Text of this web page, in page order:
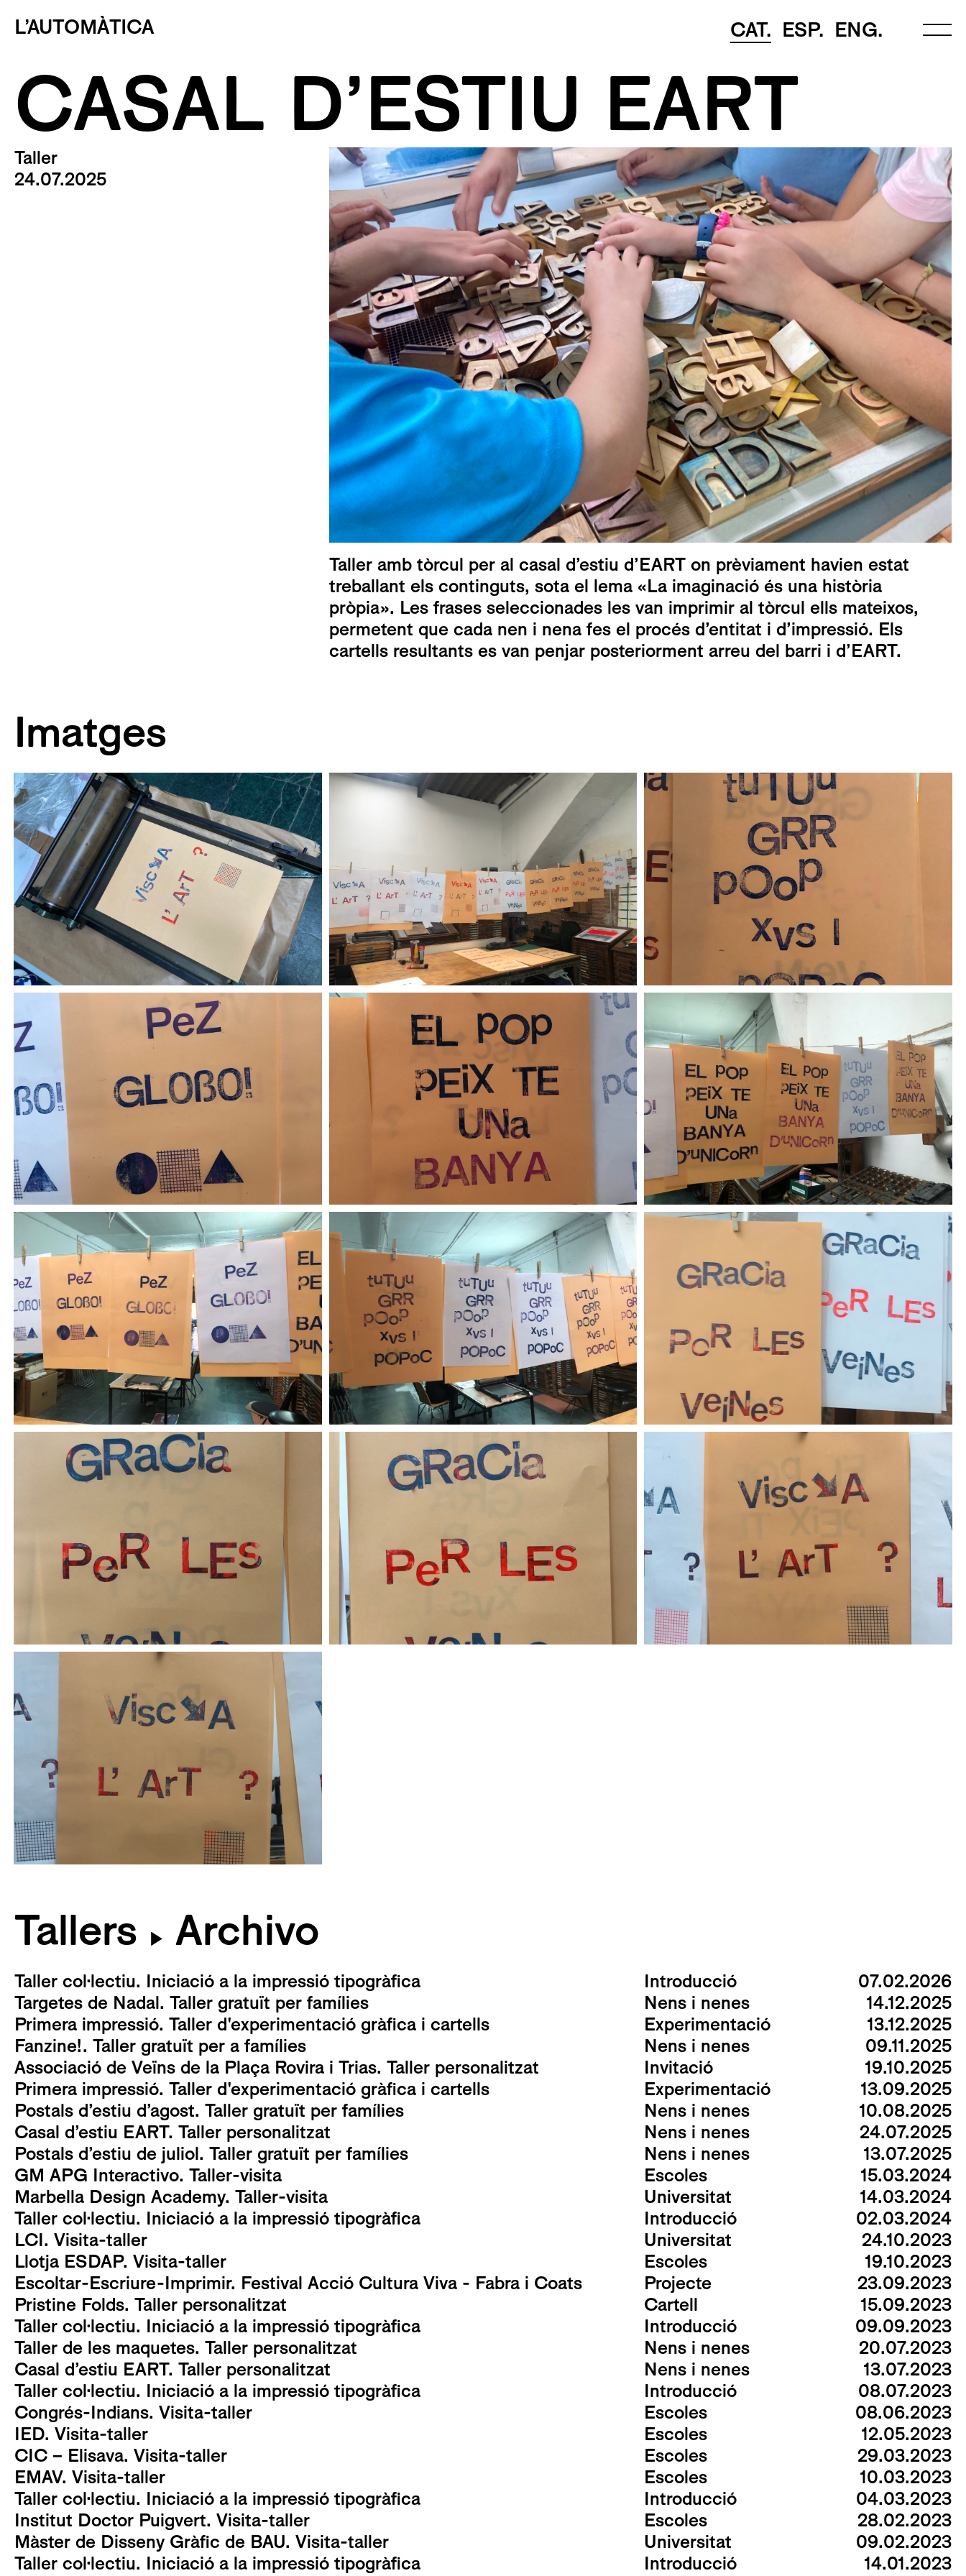
L’AUTOMÀTICA CAT. ESP. ENG.
CASAL D’ESTIU EART
Taller
24.07.2025
Taller amb tòrcul per al casal d’estiu d’EARTon prèviament havien estat
treballant els continguts, sota el lema «La imaginació és una història
pròpia». Les frases seleccionades les van imprimir al tòrcul ells mateixos,
permetent que cada nen i nena fes el procés d’entitat i d’impressió. Els
cartells resultants es van penjar posteriorment arreu del barri i d’EART.
Imatges
Tallers ▶ Archivo
Taller col·lectiu. Iniciació a la impressió tipogràfica Introducció
07.02.2026
Targetes de Nadal. Taller gratuït per famílies
Nens i nenes
14.12.2025
Primera impressió. Taller d'experimentació gràfica i cartells
Experimentació
13.12.2025
Fanzine!. Taller gratuït per a famílies
Nens i nenes
09.11.2025
Associació de Veïns de la Plaça Rovira i Trias. Taller personalitzat
Invitació
19.10.2025
Primera impressió. Taller d'experimentació gràfica i cartells
Experimentació
13.09.2025
Postals d’estiu d’agost. Taller gratuït per famílies
Nens i nenes
10.08.2025
Casal d’estiu EART. Taller personalitzat
Nens i nenes
24.07.2025
Postals d’estiu de juliol. Taller gratuït per famílies
Nens i nenes
13.07.2025
GM APG Interactivo. Taller-visita
Escoles
15.03.2024
Marbella Design Academy. Taller-visita
Universitat
14.03.2024
Taller col·lectiu. Iniciació a la impressió tipogràfica
Introducció
02.03.2024
LCI. Visita-taller
Universitat
24.10.2023
Llotja ESDAP. Visita-taller
Escoles
19.10.2023
Escoltar-Escriure-Imprimir. Festival Acció Cultura Viva - Fabra i Coats
Projecte
23.09.2023
Pristine Folds. Taller personalitzat
Cartell
15.09.2023
Taller col·lectiu. Iniciació a la impressió tipogràfica
Introducció
09.09.2023
Taller de les maquetes. Taller personalitzat
Nens i nenes
20.07.2023
Casal d’estiu EART. Taller personalitzat
Nens i nenes
13.07.2023
Taller col·lectiu. Iniciació a la impressió tipogràfica
Introducció
08.07.2023
Congrés-Indians. Visita-taller
Escoles
08.06.2023
IED. Visita-taller
Escoles
12.05.2023
CIC – Elisava. Visita-taller
Escoles
29.03.2023
EMAV. Visita-taller
Escoles
10.03.2023
Taller col·lectiu. Iniciació a la impressió tipogràfica
Introducció
04.03.2023
Institut Doctor Puigvert. Visita-taller
Escoles
28.02.2023
Màster de Disseny Gràfic de BAU. Visita-taller
Universitat
09.02.2023
Taller col·lectiu. Iniciació a la impressió tipogràfica
Introducció
14.01.2023